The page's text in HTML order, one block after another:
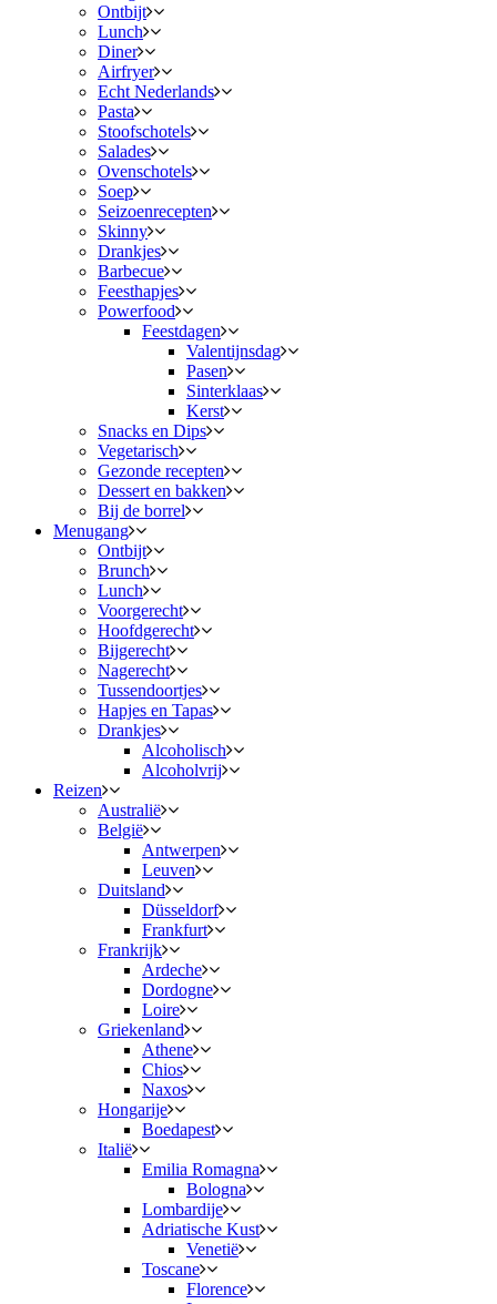
Ontbijt
Lunch
Diner
Airfryer
Echt Nederlands
Pasta
Stoofschotels
Salades
Ovenschotels
Soep
Seizoenrecepten
Skinny
Drankjes
Barbecue
Feesthapjes
Powerfood
Feestdagen
Valentijnsdag
Pasen
Sinterklaas
Kerst
Snacks en Dips
Vegetarisch
Gezonde recepten
Dessert en bakken
Bij de borrel
Menugang
Ontbijt
Brunch
Lunch
Voorgerecht
Hoofdgerecht
Bijgerecht
Nagerecht
Tussendoortjes
Hapjes en Tapas
Drankjes
Alcoholisch
Alcoholvrij
Reizen
Australië
België
Antwerpen
Leuven
Duitsland
Düsseldorf
Frankfurt
Frankrijk
Ardeche
Dordogne
Loire
Griekenland
Athene
Chios
Naxos
Hongarije
Boedapest
Italië
Emilia Romagna
Bologna
Lombardije
Adriatische Kust
Venetië
Toscane
Florence